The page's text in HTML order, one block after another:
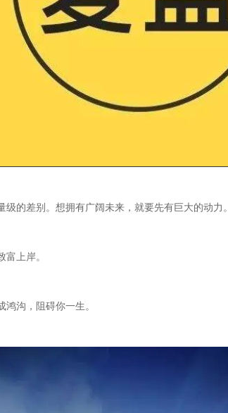
的差别。想拥有广阔未来，就要先有巨大的动力。
上岸。
沟，阻碍你一生。